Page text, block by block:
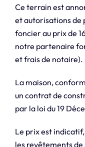
Ce terrain est
et autorisations de
foncier au prix de
notre partenaire
et frais de notaire).
La maison,
un contrat de
par la loi du 19
Le prix est
les revêtements de